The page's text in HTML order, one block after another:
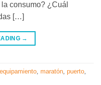
consumo? ¿Cuál
[…]
→
equipamiento maratón puerto